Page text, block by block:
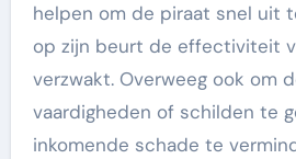
helpen om de piraat snel uit
op zijn beurt de effectiviteit
verzwakt. Overweeg ook om
vaardigheden of schilden te
inkomende schade te